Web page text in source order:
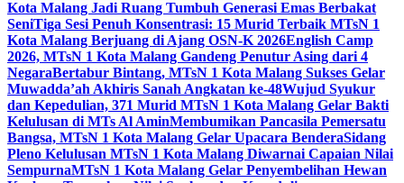
Kota Malang Jadi Ruang Tumbuh Generasi Emas Berbakat
SeniTiga Sesi Penuh Konsentrasi: 15 Murid Terbaik MTsN 1
Kota Malang Berjuang di Ajang OSN-K 2026English Camp
2026, MTsN 1 Kota Malang Gandeng Penutur Asing dari 4
NegaraBertabur Bintang, MTsN 1 Kota Malang Sukses Gelar
Muwadda’ah Akhiris Sanah Angkatan ke-48Wujud Syukur
dan Kepedulian, 371 Murid MTsN 1 Kota Malang Gelar Bakti
Kelulusan di MTs Al AminMembumikan Pancasila Pemersatu
Bangsa, MTsN 1 Kota Malang Gelar Upacara BenderaSidang
Pleno Kelulusan MTsN 1 Kota Malang Diwarnai Capaian Nilai
SempurnaMTsN 1 Kota Malang Gelar Penyembelihan Hewan